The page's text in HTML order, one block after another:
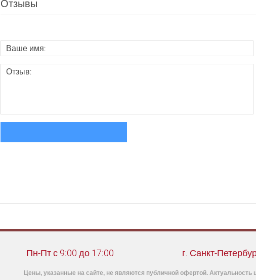
Отзывы
г. Санкт-
Пн-Пт с 9:00 до 17:00
Цены, указанные на сайте, не являются публичной офертой. Актуальность